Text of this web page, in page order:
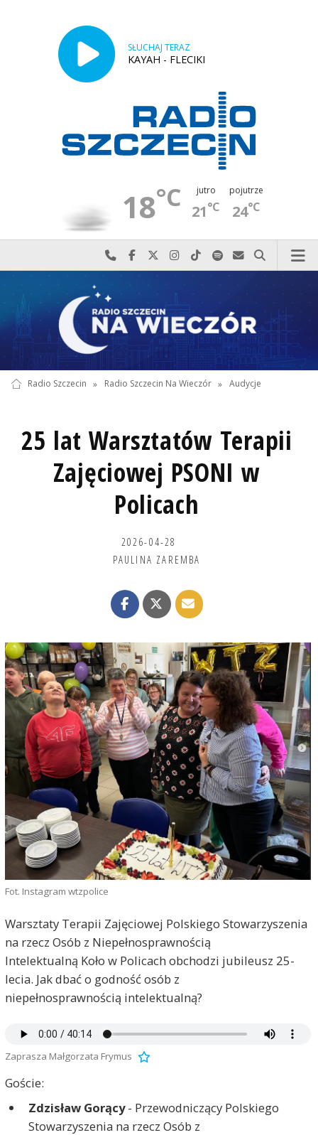
SŁUCHAJ TERAZ
KAYAH - FLECIKI
18°C jutro
21°C
pojutrze
24°C
Najlepiej po prostu do nas zadzwoń
Odwiedź nas na Facebook-u
Odwiedź nas na X
Odwiedź nas na Instagram-ie
Odwiedź nas na TikTok-u
Szukaj nas na Spotify
Wyślij do nas
Szukaj
Radio Szczecin » Radio Szczecin Na Wieczór » Audycje
25 lat Warsztatów Terapii
Zajęciowej PSONI w
Policach
2026-04-28
PAULINA ZAREMBA
Fot. Instagram wtzpolice
Warsztaty Terapii Zajęciowej Polskiego Stowarzyszenia
na rzecz Osób z Niepełnosprawnością
Intelektualną Koło w Policach obchodzi jubileusz 25-
lecia. Jak dbać o godność osób z
niepełnosprawnością intelektualną?
Zaprasza Małgorzata Frymus
Goście:
Zdzisław Gorący- Przewodniczący Polskiego
Stowarzyszenia na rzecz Osób z